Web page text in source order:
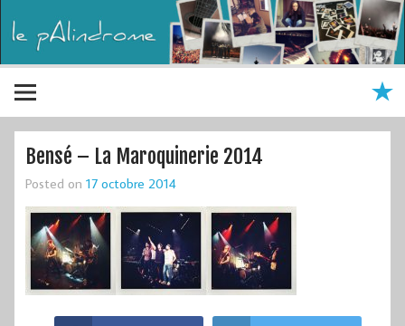
Bensé – La Maroquinerie 2014
Posted on 17 octobre 2014